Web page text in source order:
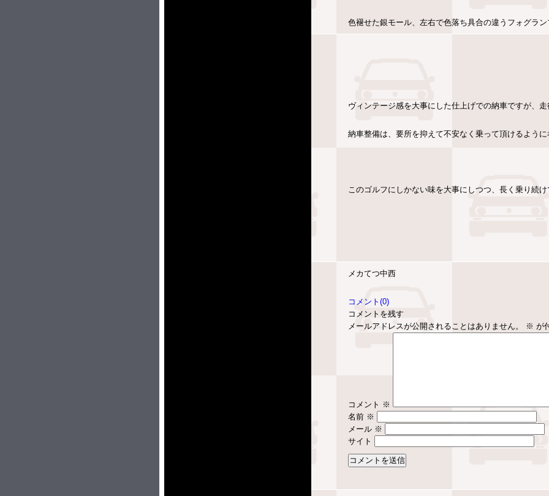
色褪せた銀モール、左右で色落ち具合の違うフォグラ
ヴィンテージ感を大事にした仕上げでの納車ですが、
納車整備は、要所を抑えて不安なく乗って頂けるよう
このゴルフにしかない味を大事にしつつ、長く乗り続
メカてつ中西
コメント(0)
コメントを残す
メールアドレスが公開されることはありません。
※ が
コメント ※
名前 ※
メール ※
サイト